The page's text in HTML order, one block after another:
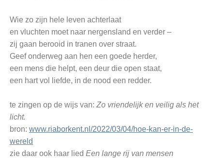
Wie zo zijn hele leven achterlaat
en vluchten moet naar nergensland en verder –
zij gaan berooid in tranen over straat.
Geef onderweg aan hen een goede herder,
een mens die helpt, een deur die open staat,
een hart vol liefde, in de nood een redder.
te zingen op de wijs van: Zo vriendelijk en veilig als het
licht.
bron: www.riaborkent.nl/2022/03/04/hoe-kan-er-in-de-
wereld
zie daar ook haar lied Een lange rij van mensen